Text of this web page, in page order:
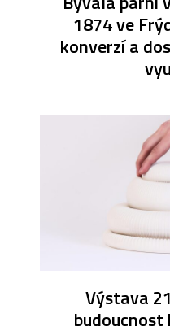
1874 ve
konverzí a
Výstava